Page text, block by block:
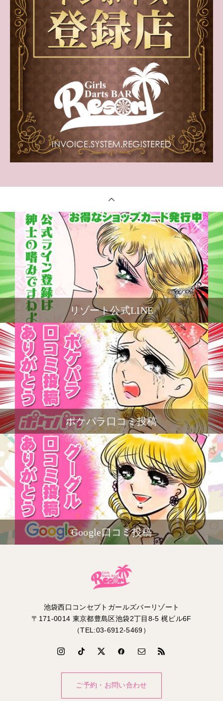
リゾート公式LINE
ポケパラ口コミ投稿
Google口コミ投稿
池袋西口コンセプトガールズバーリゾート
〒171-0014 東京都豊島区池袋2丁目8-5 梶ビル6F
（TEL:03-6912-5469）
ご予約・お問い合わせ